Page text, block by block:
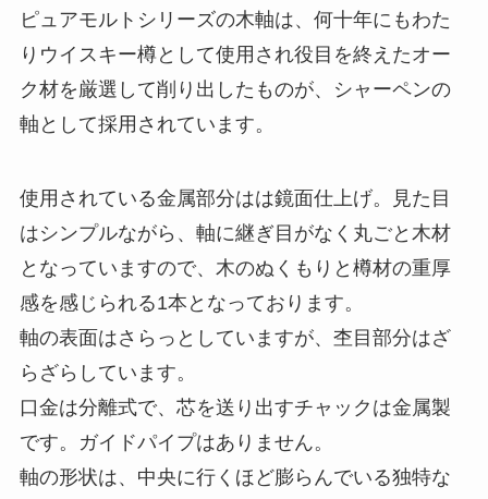
ピュアモルトシリーズの木軸は、 何十年にもわた
りウイスキー樽として使用され役目を終えたオー
ク材を厳選して削り出したものが、シャーペンの
軸として採用されています。
使用されている金属部分はは鏡面仕上げ。見た目
はシンプルながら、軸に継ぎ目がなく丸ごと木材
となっていますので、木のぬくもりと樽材の重厚
感を感じられる1本となっております。
軸の表面はさらっとしていますが、杢目部分はざ
らざらしています。
口金は分離式で、芯を送り出すチャックは金属製
です。ガイドパイプはありません。
軸の形状は、中央に行くほど膨らんでいる独特な